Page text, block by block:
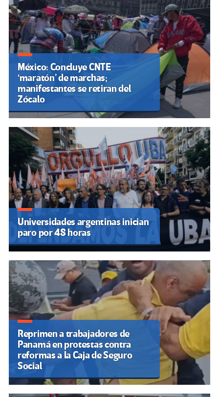
México: Concluye CNTE
‘maratón’ de marchas;
manifestantes se retiran del
Zócalo
Universidades argentinas inician
paro por 48 horas
Reprimen a trabajadores de
Panamá en protestas contra
reformas a la Caja de Seguro
Social